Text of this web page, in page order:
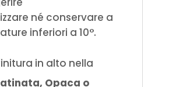
né conservare a
inferiori a 10°.
in alto nella
Opaca o